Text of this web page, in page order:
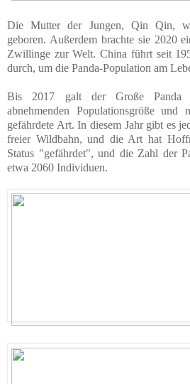
Die Mutter der Jungen, Qin Qin,
geboren. Außerdem brachte sie 2020
Zwillinge zur Welt. China führt seit
durch, um die Panda-Population am
Bis 2017 galt der Große Panda
abnehmenden Populationsgröße und
gefährdete Art. In diesem Jahr gibt es
freier Wildbahn, und die Art hat
Status "gefährdet", und die Zahl der
etwa 2060 Individuen.